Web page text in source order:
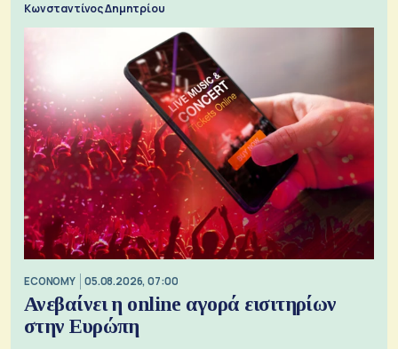
Κωνσταντίνος Δημητρίου
ECONOMY 05.08.2026, 07:00
Ανεβαίνει η online αγορά εισιτηρίων
στην Ευρώπη